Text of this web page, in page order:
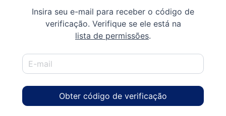
Insira seu e-mail para receber o código de
verificação. Verifique se ele está na
lista de permissões.
Obter código de verificação